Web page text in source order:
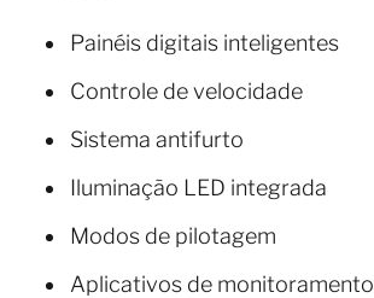
Painéis digitais inteligentes
Controle de velocidade
Sistema antifurto
Iluminação LED integrada
Modos de pilotagem
Aplicativos de monitoramento